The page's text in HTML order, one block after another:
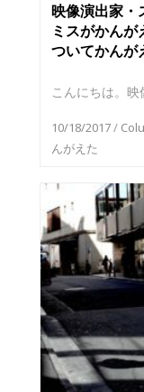
映像演出家・
ミスがかん
ついてかんが
こんにちは。
10/18/2017/
んがえた